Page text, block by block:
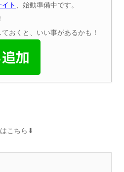
ト 、始動準備中です。
おくと、いい事があるかも！
こちら⬇︎